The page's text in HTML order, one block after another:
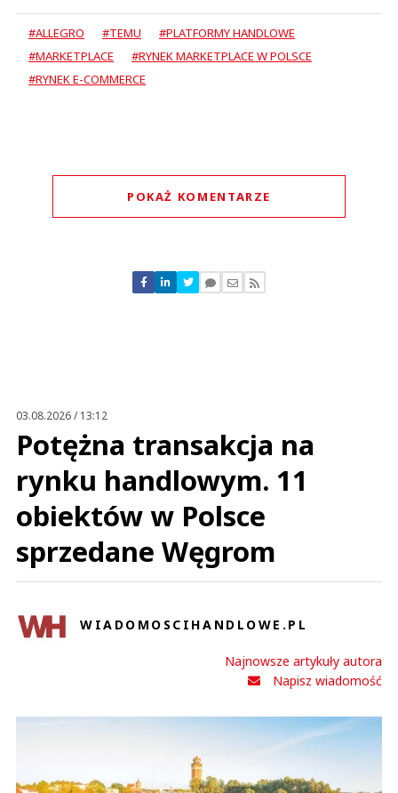
#ALLEGRO #TEMU
#PLATFORMY HANDLOWE
#MARKETPLACE
#RYNEK MARKETPLACE W POLSCE
#RYNEK E-COMMERCE
POKAŻ KOMENTARZE
Nie znaleziono komentarzy
Zostaw swoje komentarze
03.08.2026 / 13:12
Potężna transakcja na
rynku handlowym. 11
obiektów w Polsce
sprzedane Węgrom
WIADOMOSCIHANDLOWE.PL
Najnowsze artykuły autora
Napisz wiadomość